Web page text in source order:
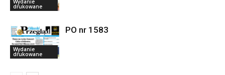
drukowane
Wydanie
drukowane
PO nr 1583